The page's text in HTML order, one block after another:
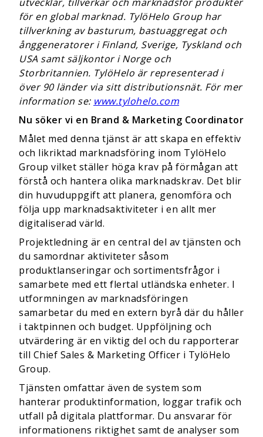
för en global marknad. TylöHelo Group har
tillverkning av basturum, bastuaggregat och
ånggeneratorer i Finland, Sverige, Tyskland och
USA samt säljkontor i Norge och
Storbritannien. TylöHelo är representerad i
över 90 länder via sitt distributionsnät. För mer
information se: www.tylohelo.com
Nu söker vi en Brand & Marketing Coordinator
Målet med denna tjänst är att skapa en effektiv
och likriktad marknadsföring inom TylöHelo
Group vilket ställer höga krav på förmågan att
förstå och hantera olika marknadskrav. Det blir
din huvuduppgift att planera, genomföra och
följa upp marknadsaktiviteter i en allt mer
digitaliserad värld.
Projektledning är en central del av tjänsten och
du samordnar aktiviteter såsom
produktlanseringar och sortimentsfrågor i
samarbete med ett flertal utländska enheter. I
utformningen av marknadsföringen
samarbetar du med en extern byrå där du håller
i taktpinnen och budget. Uppföljning och
utvärdering är en viktig del och du rapporterar
till Chief Sales & Marketing Officer i TylöHelo
Group.
Tjänsten omfattar även de system som
hanterar produktinformation, loggar trafik och
utfall på digitala plattformar. Du ansvarar för
informationens riktighet samt de analyser som